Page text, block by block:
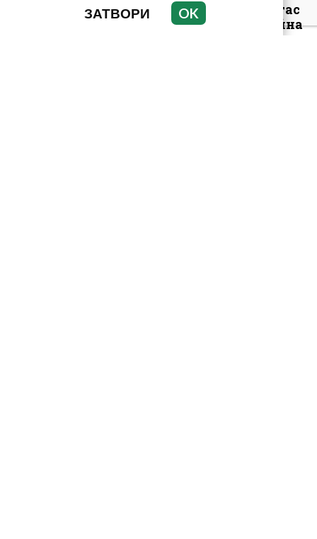
Арестуваният в Бургас
наркобарон от Украйна
ръководел 14 фабрики
ЗАТВОРИ OK